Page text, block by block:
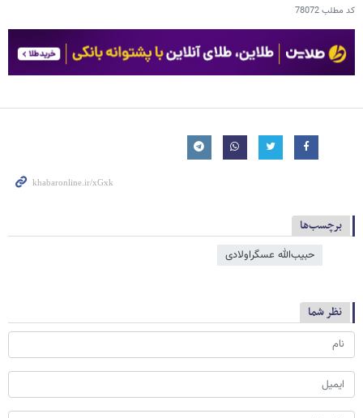
کد مطلب78072
برچسب‌ها
حبیب‌الله عسگراولادی
نظر شما